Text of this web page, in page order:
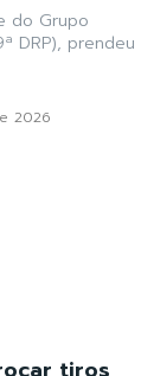
do Grupo
DRP), prendeu
2026